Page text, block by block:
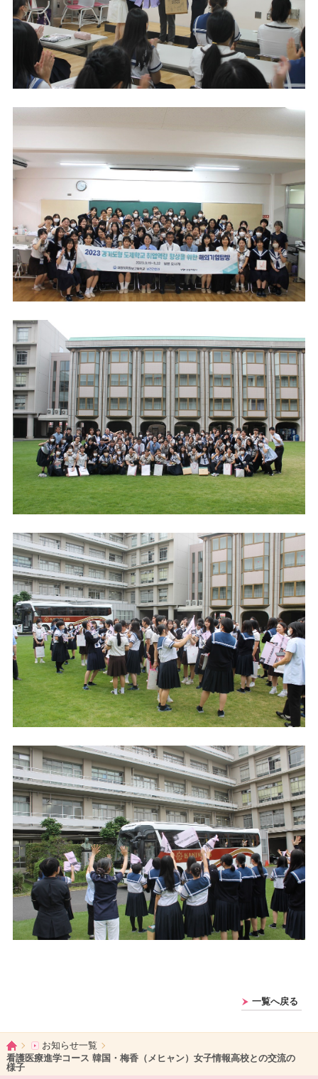
一覧へ戻る
ホームお知らせ一覧
看護医療進学コース 韓国・梅香（メヒャン）女子情報高校との交流の
様子